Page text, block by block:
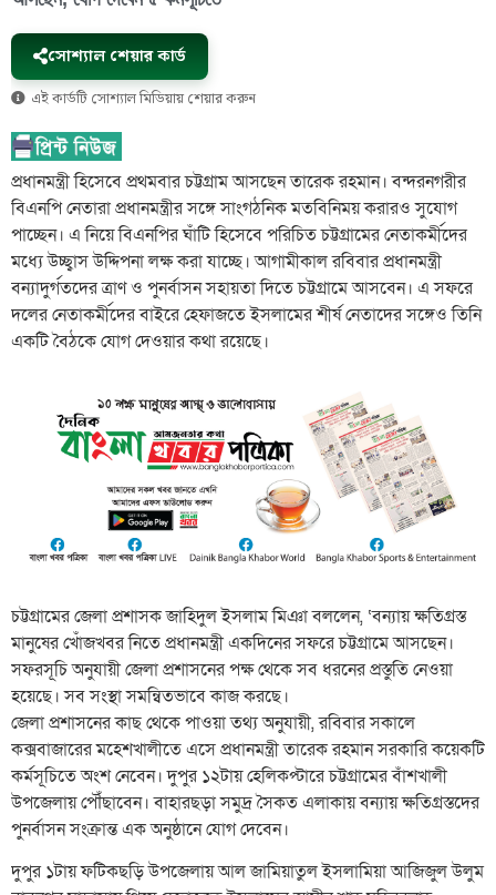
সোশ্যাল শেয়ার কার্ড
এই কার্ডটি সোশ্যাল মিডিয়ায় শেয়ার করুন
প্রধানমন্ত্রী হিসেবে প্রথমবার চট্টগ্রাম আসছেন তারেক রহমান। বন্দরনগরীর
বিএনপি নেতারা প্রধানমন্ত্রীর সঙ্গে সাংগঠনিক মতবিনিময় করারও সুযোগ
পাচ্ছেন। এ নিয়ে বিএনপির ঘাঁটি হিসেবে পরিচিত চট্টগ্রামের নেতাকর্মীদের
মধ্যে উচ্ছ্বাস উদ্দিপনা লক্ষ করা যাচ্ছে। আগামীকাল রবিবার প্রধানমন্ত্রী
বন্যাদুর্গতদের ত্রাণ ও পুনর্বাসন সহায়তা দিতে চট্টগ্রামে আসবেন। এ সফরে
দলের নেতাকর্মীদের বাইরে হেফাজতে ইসলামের শীর্ষ নেতাদের সঙ্গেও তিনি
একটি বৈঠকে যোগ দেওয়ার কথা রয়েছে।
চট্টগ্রামের জেলা প্রশাসক জাহিদুল ইসলাম মিঞা বললেন, ‘বন্যায় ক্ষতিগ্রস্ত
মানুষের খোঁজখবর নিতে প্রধানমন্ত্রী একদিনের সফরে চট্টগ্রামে আসছেন।
সফরসূচি অনুযায়ী জেলা প্রশাসনের পক্ষ থেকে সব ধরনের প্রস্তুতি নেওয়া
হয়েছে। সব সংস্থা সমন্বিতভাবে কাজ করছে।
জেলা প্রশাসনের কাছ থেকে পাওয়া তথ্য অনুযায়ী, রবিবার সকালে
কক্সবাজারের মহেশখালীতে এসে প্রধানমন্ত্রী তারেক রহমান সরকারি কয়েকটি
কর্মসূচিতে অংশ নেবেন। দুপুর ১২টায় হেলিকপ্টারে চট্টগ্রামের বাঁশখালী
উপজেলায় পৌঁছাবেন। বাহারছড়া সমুদ্র সৈকত এলাকায় বন্যায় ক্ষতিগ্রস্তদের
পুনর্বাসন সংক্রান্ত এক অনুষ্ঠানে যোগ দেবেন।
দুপুর ১টায় ফটিকছড়ি উপজেলায় আল জামিয়াতুল ইসলামিয়া আজিজুল উলুম